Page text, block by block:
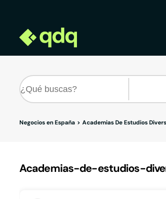
Negocios en España Academias De Estudios
Academias-de-estudios-